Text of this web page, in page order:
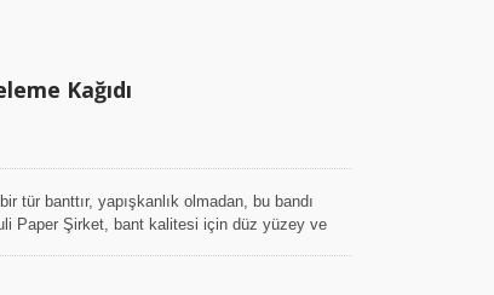
Kağıdı
tür banttır, yapışkanlık olmadan, bu bandı
Paper Şirket, bant kalitesi için düz yüzey ve